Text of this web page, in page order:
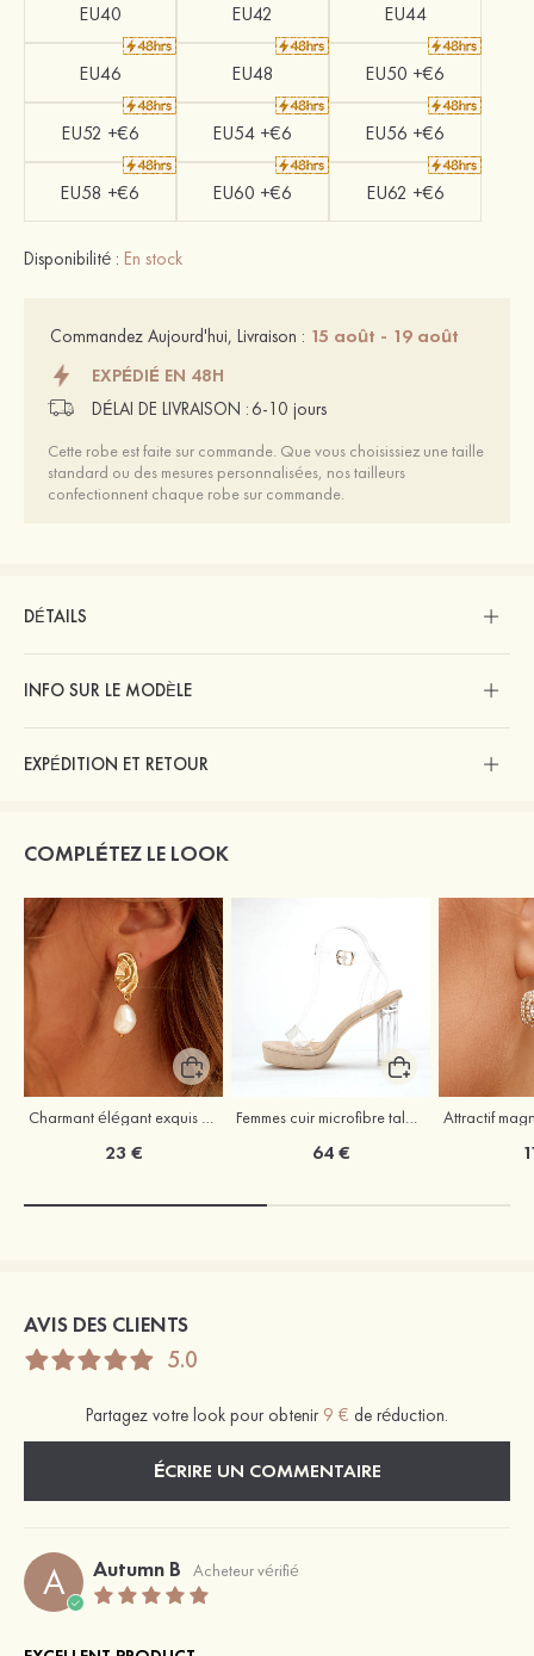
EU40 EU42 EU44
EU46 EU48 EU50 +€6
EU52 +€6 EU54 +€6 EU56 +€6
EU58 +€6 EU60 +€6 EU62 +€6
Disponibilité : En stock
Commandez Aujourd'hui, Livraison : 15 août - 19 août
EXPÉDIÉ EN 48H
DÉLAI DE LIVRAISON : 6-10 jours
Cette robe est faite sur commande. Que vous choisissiez une taille
standard ou des mesures personnalisées, nos tailleurs
confectionnent chaque robe sur commande.
DÉTAILS
INFO SUR LE MODÈLE
EXPÉDITION ET RETOUR
COMPLÉTEZ LE LOOK
Charmant élégant exquis argent s925 boucles d'oreilles
23 €
Femmes cuir microfibre talons à bout ouvert talon bottier fête et soirée bal occasion spéciale mariage chaussures
64 €
AVIS DES CLIENTS
5.0
Partagez votre look pour obtenir 9 € de réduction.
ÉCRIRE UN COMMENTAIRE
A Autumn B Acheteur vérifié